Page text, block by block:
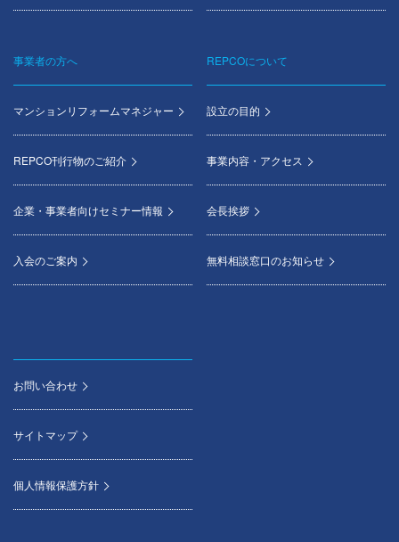
事業者の方へ
マンションリフォームマネジャー
REPCO刊行物のご紹介
企業・事業者向けセミナー情報
入会のご案内
REPCOについて
設立の目的
事業内容・アクセス
会長挨拶
無料相談窓口のお知らせ
お問い合わせ
サイトマップ
個人情報保護方針